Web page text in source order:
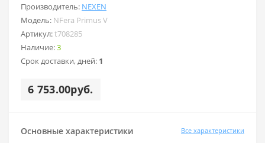
Производитель: NEXEN
Модель: NFera Primus V
Артикул:t708285
Наличие:3
Срок доставки, дней: 1
6 753.00руб.
Основные характеристики Все характеристики